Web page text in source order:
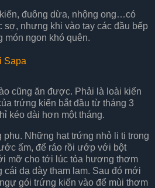
đuông dừa, nhộng ong…có
sợ, nhưng khi vào tay các đầu bếp
món ngon khó quên.
Sapa
cũng ăn được. Phải là loài kiến
trứng kiến bắt đầu từ tháng 3
kéo dài hơn một tháng.
phu. Những hạt trứng nhỏ li ti trong
ấm, để ráo rồi ướp với bột
mỡ cho tới lúc tỏa hương thơm
cái dạ dày tham lam. Sau đó mới
gói trứng kiến vào để mùi thơm